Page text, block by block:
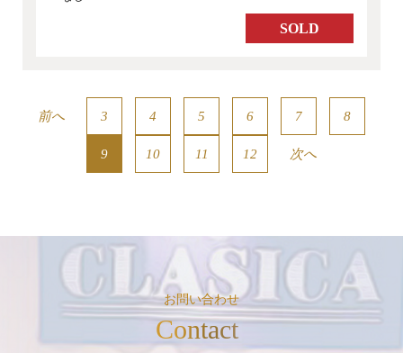
SOLD
前へ 3 4 5 6 7 8
9 10 11 12 次へ
お問い合わせ
Contact